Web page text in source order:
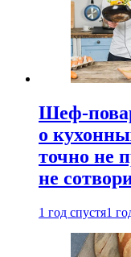
Шеф-
о
точно не
не
1 год спустя1